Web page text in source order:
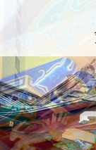
年間行
ご祈